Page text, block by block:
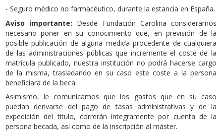
- Seguro médico no farmacéutico, durante la estancia en España.
Aviso importante: Desde Fundación Carolina consideramos
necesario poner en su conocimiento que, en previsión de la
posible publicación de alguna medida procedente de cualquiera
de las administraciones públicas que incremente el coste de la
matrícula publicado, nuestra institución no podrá hacerse cargo
de la misma, trasladando en su caso este coste a la persona
beneficiara de la beca.
Asimismo, le comunicamos que los gastos que en su caso
puedan derivarse del pago de tasas administrativas y de la
expedición del título, correrán íntegramente por cuenta de la
persona becada, así como de la inscripción al máster.